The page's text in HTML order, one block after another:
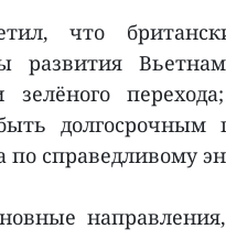
что
развития
по справедливому